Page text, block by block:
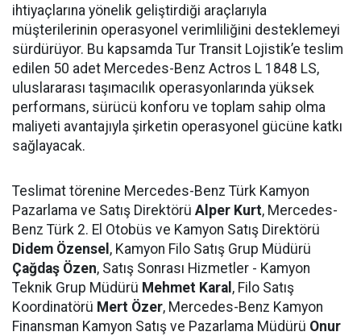
ihtiyaçlarına yönelik geliştirdiği araçlarıyla
müşterilerinin operasyonel verimliliğini desteklemeyi
sürdürüyor. Bu kapsamda Tur Transit Lojistik’e teslim
edilen 50 adet Mercedes-Benz Actros L 1848 LS,
uluslararası taşımacılık operasyonlarında yüksek
performans, sürücü konforu ve toplam sahip olma
maliyeti avantajıyla şirketin operasyonel gücüne katkı
sağlayacak.
Teslimat törenine Mercedes-Benz Türk Kamyon
Pazarlama ve Satış Direktörü Alper Kurt, Mercedes-
Benz Türk 2. El Otobüs ve Kamyon Satış Direktörü
Didem Özensel , Kamyon Filo Satış Grup Müdürü
Çağdaş Özen, Satış Sonrası Hizmetler - Kamyon
Teknik Grup Müdürü Mehmet Karal , Filo Satış
Koordinatörü Mert Özer, Mercedes-Benz Kamyon
Finansman Kamyon Satış ve Pazarlama Müdürü Onur